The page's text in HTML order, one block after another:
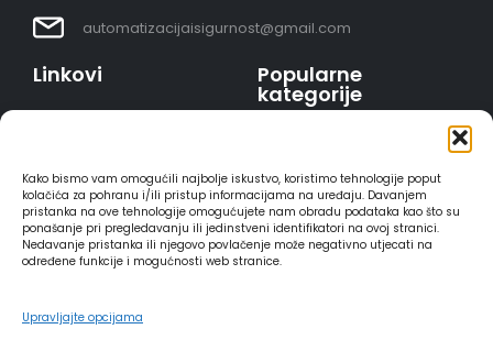
Kako bismo vam omogućili najbolje iskustvo, koristimo tehnologije poput
kolačića za pohranu i/ili pristup informacijama na uređaju. Davanjem
pristanka na ove tehnologije omogućujete nam obradu podataka kao što su
ponašanje pri pregledavanju ili jedinstveni identifikatori na ovoj stranici.
Nedavanje pristanka ili njegovo povlačenje može negativno utjecati na
određene funkcije i mogućnosti web stranice.
Upravljajte opcijama
automatizacijaisigurnost@gmail.com
Linkovi
Sigurno plaćanje
karticama
Dostava
Načini plaćanja
Raskid ugovora
Popularne
kategorije
Video nadzor - kompleti
AJAX alarmi
HIKVISION portafoni
REOLINK kamere
DVC portafoni